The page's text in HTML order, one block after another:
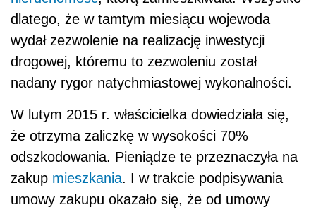
dlatego, że w tamtym miesiącu wojewoda
wydał zezwolenie na realizację inwestycji
drogowej, któremu to zezwoleniu został
nadany rygor natychmiastowej wykonalności.
W lutym 2015 r. właścicielka dowiedziała się,
że otrzyma zaliczkę w wysokości 70%
odszkodowania. Pieniądze te przeznaczyła na
zakup mieszkania. I w trakcie podpisywania
umowy zakupu okazało się, że od umowy